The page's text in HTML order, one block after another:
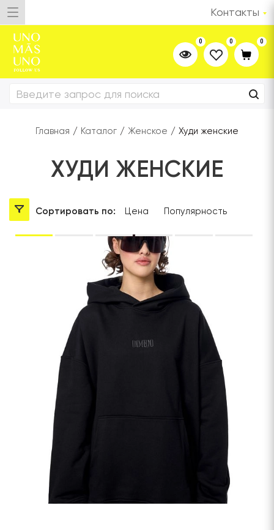
Контакты
0 0 0
Главная / Каталог / Женское / Худи женские
ХУДИ ЖЕНСКИЕ
Сортировать по: Цена Популярность